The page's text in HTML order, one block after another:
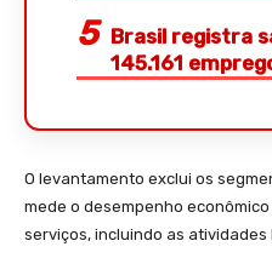
Brasil registra
145.161
O levantamento exclui os
mede o desempenho
serviços, incluindo as atividades